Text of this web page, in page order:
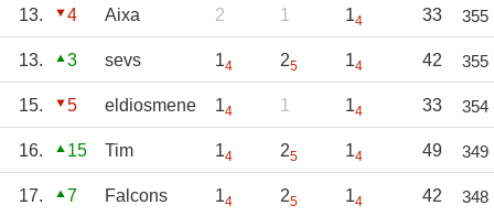
13. 4 Aixa 2 1 14 33 355
13. 3 sevs 14 25 14 42 355
15. 5 eldiosmene 14 1 14 33 354
16. 15 Tim 14 25 14 49 349
17. 7 Falcons 14 25 14 42 348